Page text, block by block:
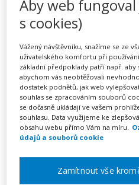
Praktická
PořádáLEARN & LEAD
TERMÍN
14. 09. 2026
MÍSTO
Moravskoslezský
Aby web
s cookies)
Vážený návštěvníku, snažíme se ze
uživatelského komfortu při
základní předpoklady patří např.
abychom vás neobtěžovali
dostatek podnětů, jak web
souhlas se zpracováním souborů
se dočasně ukládají ve vašem
souhlasu. Data využijeme ke
obsahu webu přímo Vám na míru.
údajů a souborů cookie
Zamítnout vše